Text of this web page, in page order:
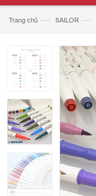
Trang chủ —› SAILOR —›